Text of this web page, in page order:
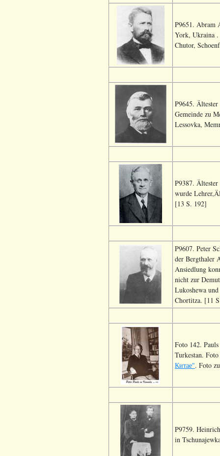
P9651. Abram
York, Ukraina .
Chutor,
P9645.
Gemeinde zu
Lessovka,
P9387.
wurde
[13 S. 192]
P9607. Peter
der Bergthaler
Ansiedlung
nicht zur
Lukoshewa
Chortitza. [11
Foto 142.
Turkestan.
Китае". Foto
P9759.
in